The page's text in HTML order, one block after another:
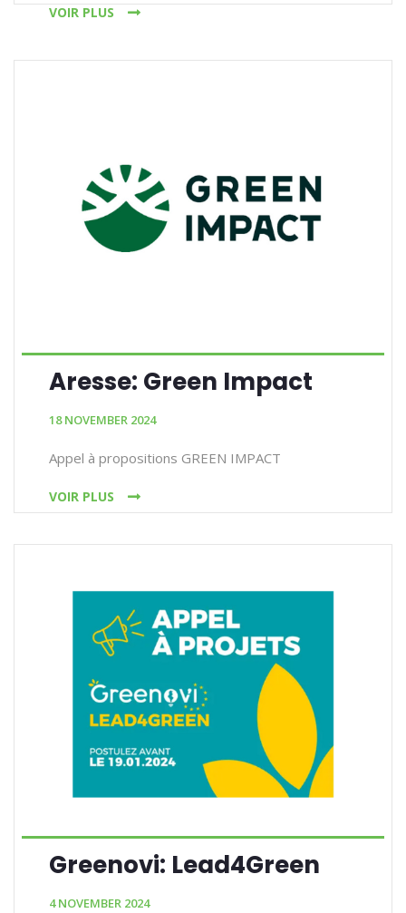
VOIR PLUS
Aresse: Green Impact
18 NOVEMBER 2024
Appel à propositions GREEN IMPACT
VOIR PLUS
Greenovi: Lead4Green
4 NOVEMBER 2024